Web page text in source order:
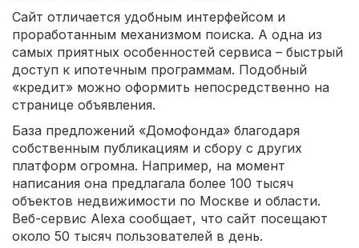
Сайт отличается удобным интерфейсом и
проработанным механизмом поиска. А одна из
самых приятных особенностей сервиса – быстрый
доступ к ипотечным программам. Подобный
«кредит» можно оформить непосредственно на
странице объявления.
База предложений «Домофонда» благодаря
собственным публикациям и сбору с других
платформ огромна. Например, на момент
написания она предлагала более 100 тысяч
объектов недвижимости по Москве и области.
Веб-сервис Alexa сообщает, что сайт посещают
около 50 тысяч пользователей в день.